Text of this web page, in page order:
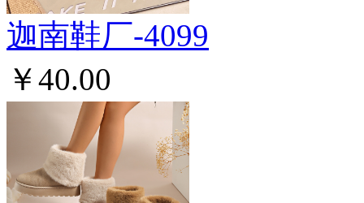
迦南鞋厂-4099
￥40.00